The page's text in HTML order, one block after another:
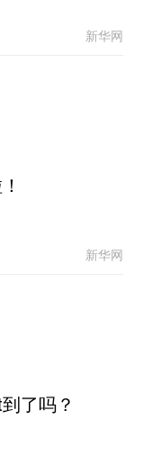
新华网
新华网
了吗？